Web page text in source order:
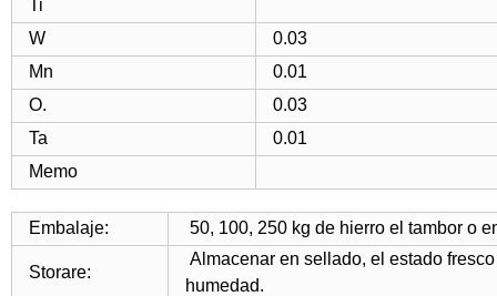
Ti
W
0.03
Mn
0.01
O.
0.03
Ta
0.01
Memo
Embalaje: 50, 100, 250 kg de hierro el tambor o
Storare:
Almacenar en sellado, el estado
humedad.